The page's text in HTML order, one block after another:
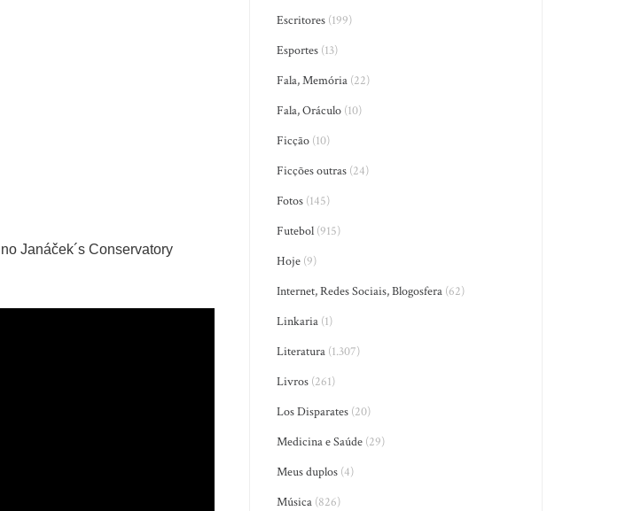
Janáček´s Conservatory
Escritores (199)
Esportes (13)
Fala, Memória (22)
Fala, Oráculo (10)
Ficção (10)
Ficções outras (24)
Fotos (145)
Futebol (915)
Hoje (9)
Internet, Redes Sociais, Blogosfera (62)
Linkaria (1)
Literatura (1.307)
Livros (261)
Los Disparates (20)
Medicina e Saúde (29)
Meus duplos (4)
Música (826)